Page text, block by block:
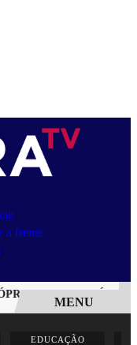
CABEÇA APÓS
MENU
EDUCAÇÃO